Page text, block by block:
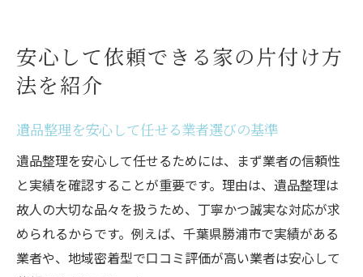
安心して依頼できる家の片付け方
法を紹介
遺品整理を安心して任せる業者選びの基準
遺品整理を安心して任せるためには、まず業者の信頼性
と実績を確認することが重要です。理由は、遺品整理は
故人の大切な品々を扱うため、丁寧かつ誠実な対応が求
められるからです。例えば、千葉県勝浦市で実績がある
業者や、地域密着型で口コミ評価が高い業者は安心して